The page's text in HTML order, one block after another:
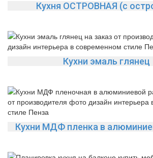
Кухня ОСТРОВНАЯ (с
Кухни эмаль глянец
Кухни МДФ пленка в